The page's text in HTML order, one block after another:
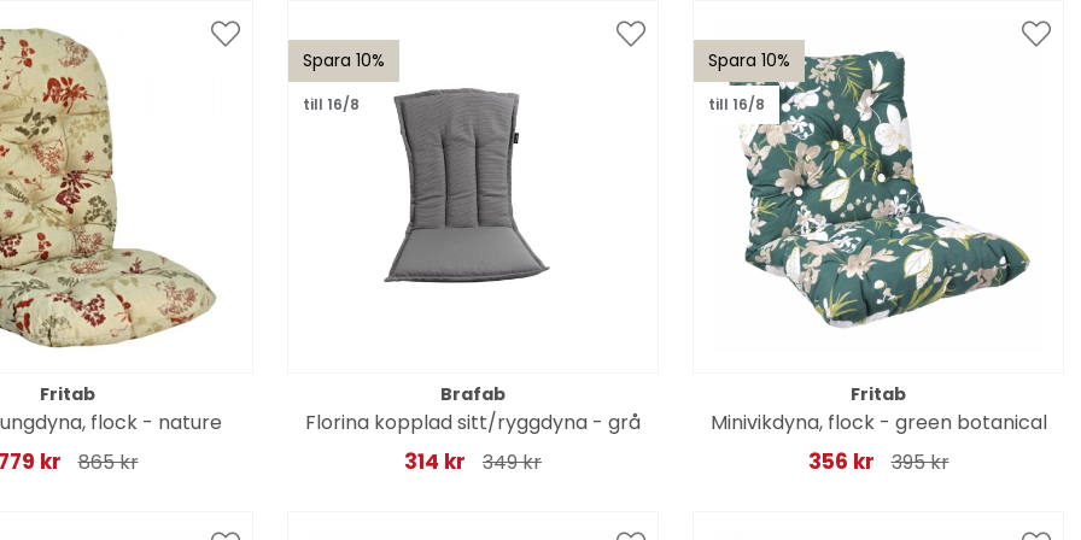
Fritab
flock - nature
kr 865 kr
Spara 10%
till 16/8
Brafab
Florina kopplad sitt/ryggdyna - grå
314 kr 349 kr
Spara 10%
till 16/8
Fritab
Minivikdyna, flock - green botanical
356 kr 395 kr